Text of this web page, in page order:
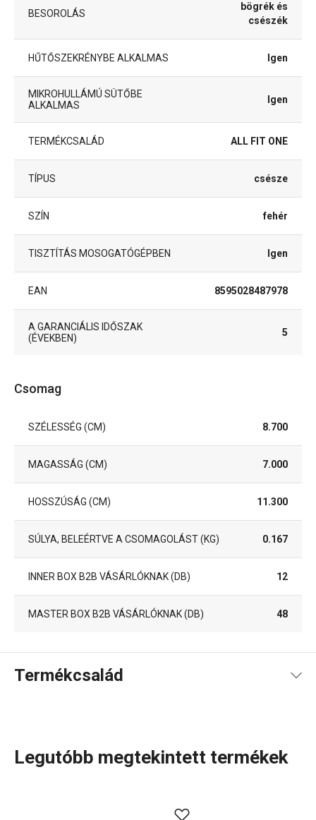
BESOROLÁS
bögrék és
csészék
HŰTŐSZEKRÉNYBE ALKALMAS Igen
MIKROHULLÁMÚ SÜTŐBE
ALKALMAS
Igen
TERMÉKCSALÁD ALL FIT ONE
TÍPUS csésze
SZÍN fehér
TISZTÍTÁS MOSOGATÓGÉPBEN Igen
EAN 8595028487978
A GARANCIÁLIS IDŐSZAK
(ÉVEKBEN)
5
Csomag
SZÉLESSÉG (CM) 8.700
MAGASSÁG (CM) 7.000
HOSSZÚSÁG (CM) 11.300
SÚLYA, BELEÉRTVE A CSOMAGOLÁST (KG) 0.167
INNER BOX B2B VÁSÁRLÓKNAK (DB) 12
MASTER BOX B2B VÁSÁRLÓKNAK (DB) 48
Termékcsalád
vonalvezetéssel. Ebben a szellemben álmodtuk meg és
Legutóbb megtekintett termékek